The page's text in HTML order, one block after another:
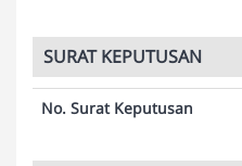
SURAT KEPUTUSAN
No. Surat Keputusan